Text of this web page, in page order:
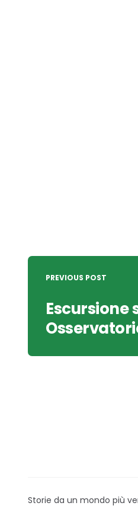
Post
navigation
PREVIOUS POST
Escursione
Storie da un mondo più